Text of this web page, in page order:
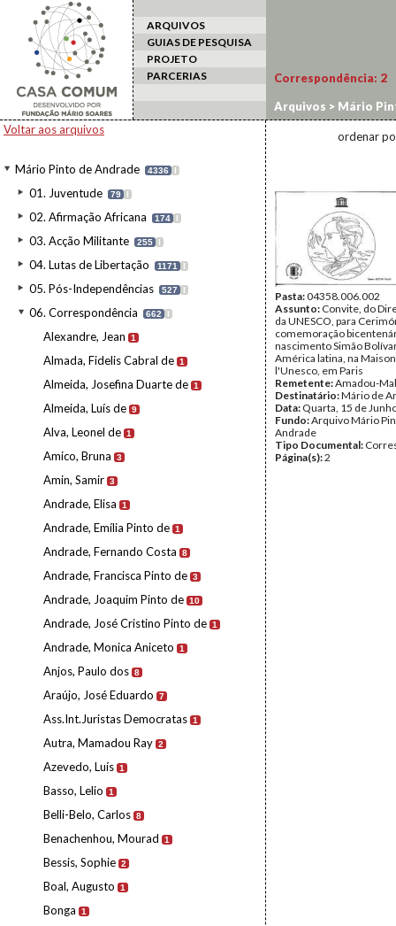
ARQUIVOS
GUIAS DE PESQUISA
PROJETO
PARCERIAS
Voltar aos arquivos
Mário Pinto de Andrade 4336 I
01. Juventude 79 I
02. Afirmação Africana 174 I
03. Acção Militante 255 I
04. Lutas de Libertação 1171 I
05. Pós-Independências 527 I
06. Correspondência 662 I
Alexandre, Jean 1
Almada, Fidelis Cabral de 1
Almeida, Josefina Duarte de 1
Almeida, Luís de 9
Alva, Leonel de 1
Amico, Bruna 3
Amin, Samir 3
Andrade, Elisa 1
Andrade, Emília Pinto de 1
Andrade, Fernando Costa 8
Andrade, Francisca Pinto de 3
Andrade, Joaquim Pinto de 10
Andrade, José Cristino Pinto de 1
Andrade, Monica Aniceto 1
Anjos, Paulo dos 8
Araújo, José Eduardo 7
Ass.Int.Juristas Democratas 1
Autra, Mamadou Ray 2
Azevedo, Luís 1
Basso, Lelio 1
Belli-Belo, Carlos 8
Benachenhou, Mourad 1
Bessis, Sophie 2
Boal, Augusto 1
Bonga 1
Correspondência: 2
Arquivos > Mário
ordenar
Pasta:04358.006.002
Assunto: Convite, do
da UNESCO, para
comemoração
nascimento Simão
América latina, na
l'Unesco, em Paris
Remetente:Amadou-
Destinatário:Mário de
Data: Quarta, 15 de
Fundo:Arquivo Mário
Andrade
Tipo Documental:
Página(s):2